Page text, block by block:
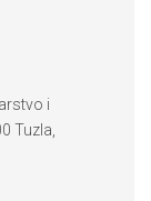
i
Tuzla,